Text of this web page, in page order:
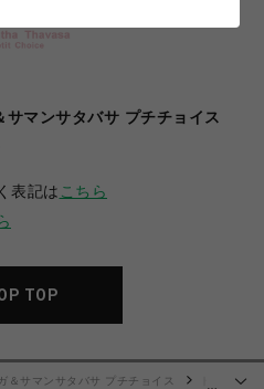
サマンサタバサ プチチョイス
表記は こちら
TOP
＆サマンサタバサ プチチョイス